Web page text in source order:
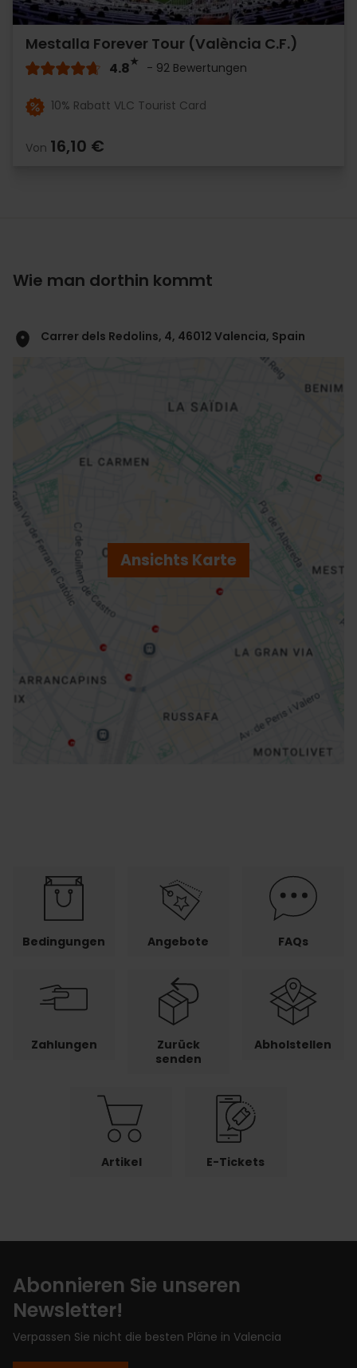
Mestalla Forever Tour (València C.F.)
4.8 - 92 Bewertungen
10% Rabatt VLC Tourist Card
Von 16,10 €
Wie man dorthin kommt
Carrer dels Redolins, 4, 46012 Valencia, Spain
Ansichts Karte
Richtungen
Bedingungen Angebote FAQs
Zahlungen
Zurück
senden
Abholstellen
Artikel E-Tickets
Abonnieren Sie unseren
Newsletter!
Verpassen Sie nicht die besten Pläne in Valencia